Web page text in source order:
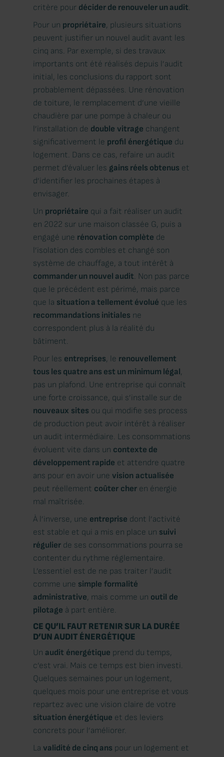
critère pour décider de renouveler un audit.
Pour un propriétaire, plusieurs situations
peuvent justifier un nouvel audit avant les
cinq ans. Par exemple, si des travaux
importants ont été réalisés depuis l’audit
initial, les conclusions du rapport sont
probablement dépassées. Une rénovation
de toiture, le remplacement d’une vieille
chaudière par une pompe à chaleur ou
l’installation de double vitrage changent
significativement le profil énergétique du
logement. Dans ce cas, refaire un audit
permet d’évaluer les gains réels obtenus et
d’identifier les prochaines étapes à
envisager.
Un propriétaire qui a fait réaliser un audit
en 2022 sur une maison classée G, puis a
engagé une rénovation complète de
l’isolation des combles et changé son
système de chauffage, a tout intérêt à
commander un nouvel audit. Non pas parce
que le précédent est périmé, mais parce
que la situation a tellement évolué que les
recommandations initiales ne
correspondent plus à la réalité du
bâtiment.
Pour les entreprises, le renouvellement
tous les quatre ans est un minimum légal,
pas un plafond. Une entreprise qui connaît
une forte croissance, qui s’installe sur de
nouveaux sites ou qui modifie ses process
de production peut avoir intérêt à réaliser
un audit intermédiaire. Les consommations
évoluent vite dans un contexte de
développement rapide et attendre quatre
ans pour en avoir une vision actualisée
peut réellement coûter cher en énergie
mal maîtrisée.
À l’inverse, une entreprise dont l’activité
est stable et qui a mis en place un suivi
régulier de ses consommations pourra se
contenter du rythme réglementaire.
L’essentiel est de ne pas traiter l’audit
comme une simple formalité
administrative, mais comme un outil de
pilotage à part entière.
CE QU’IL FAUT RETENIR SUR LA DURÉE
D’UN AUDIT ÉNERGÉTIQUE
Un audit énergétique prend du temps,
c’est vrai. Mais ce temps est bien investi.
Quelques semaines pour un logement,
quelques mois pour une entreprise et vous
repartez avec une vision claire de votre
situation énergétique et des leviers
concrets pour l’améliorer.
La validité de cinq ans pour un logement et